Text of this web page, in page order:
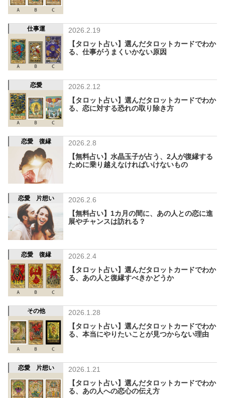
仕事運
2026.2.19
【タロット占い】選んだタロットカードでわか
る、仕事がうまくいかない原因
恋愛
2026.2.12
【タロット占い】選んだタロットカードでわか
る、恋に対する恐れの取り除き方
恋愛 復縁
2026.2.8
【無料占い】水晶玉子が占う、2人が復縁する
ために乗り越えなければいけないもの
恋愛 片想い
2026.2.6
【無料占い】1カ月の間に、あの人との恋に進
展やチャンスは訪れる？
恋愛 復縁
2026.2.4
【タロット占い】選んだタロットカードでわか
る、あの人と復縁すべきかどうか
その他
2026.1.28
【タロット占い】選んだタロットカードでわか
る、本当にやりたいことが見つからない理由
恋愛 片想い
2026.1.21
【タロット占い】選んだタロットカードでわか
る、あの人への恋心の伝え方